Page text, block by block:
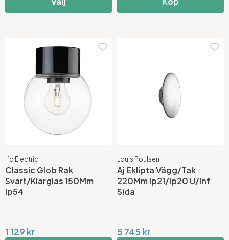
Ifö Electric
Classic Glob Rak
Svart/Klarglas 150Mm
Ip54
1 129 kr
Louis Poulsen
Aj Eklipta Vägg/Tak
220Mm Ip21/Ip20 U/Inf
Sida
5 745 kr